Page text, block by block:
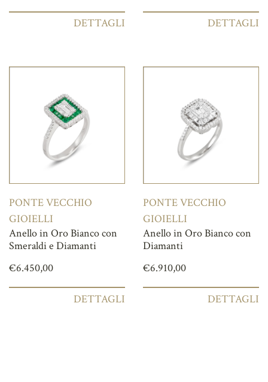
DETTAGLI DETTAGLI
PONTE VECCHIO
GIOIELLI
Anello in Oro Bianco con
Smeraldi e Diamanti
€6.450,00
DETTAGLI
PONTE VECCHIO
GIOIELLI
Anello in Oro Bianco con
Diamanti
€6.910,00
DETTAGLI